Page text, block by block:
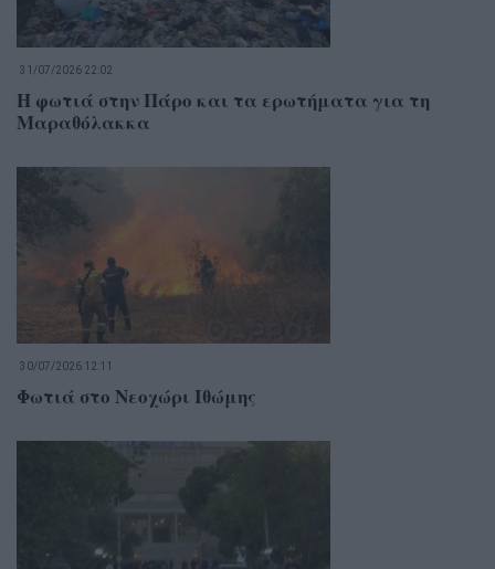
31/07/2026 22:02
Η φωτιά στην Πάρο και τα ερωτήματα για τη
Μαραθόλακκα
30/07/2026 12:11
Φωτιά στο Νεοχώρι Ιθώμης